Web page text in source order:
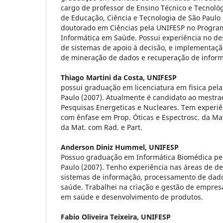
cargo de professor de Ensino Técnico e
de Educação, Ciência e Tecnologia de São
doutorado em Ciências pela UNIFESP no
Informática em Saúde. Possui experiência no
de sistemas de apoio à decisão, e
de mineração de dados e recuperação de
Thiago Martini da Costa, UNIFESP
possui graduação em licenciatura em fisica
Paulo (2007). Atualmente é candidato ao
Pesquisas Energeticas e Nucleares. Tem
com ênfase em Prop. Óticas e Espectrosc. da
da Mat. com Rad. e Part.
Anderson Diniz Hummel, UNIFESP
Possuo graduação em Informática Biomédica
Paulo (2007). Tenho experiência nas áreas de
sistemas de informação, processamento de
saúde. Trabalhei na criação e gestão de
em saúde e desenvolvimento de produtos.
Fabio Oliveira Teixeira, UNIFESP